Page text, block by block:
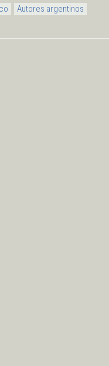
Autores argentinos